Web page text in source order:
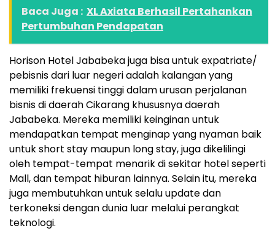
Baca Juga : XL Axiata Berhasil Pertahankan
Pertumbuhan Pendapatan
Horison Hotel Jababeka juga bisa untuk expatriate/
pebisnis dari luar negeri adalah kalangan yang
memiliki frekuensi tinggi dalam urusan perjalanan
bisnis di daerah Cikarang khususnya daerah
Jababeka. Mereka memiliki keinginan untuk
mendapatkan tempat menginap yang nyaman baik
untuk short stay maupun long stay, juga dikelilingi
oleh tempat-tempat menarik di sekitar hotel seperti
Mall, dan tempat hiburan lainnya. Selain itu, mereka
juga membutuhkan untuk selalu update dan
terkoneksi dengan dunia luar melalui perangkat
teknologi.